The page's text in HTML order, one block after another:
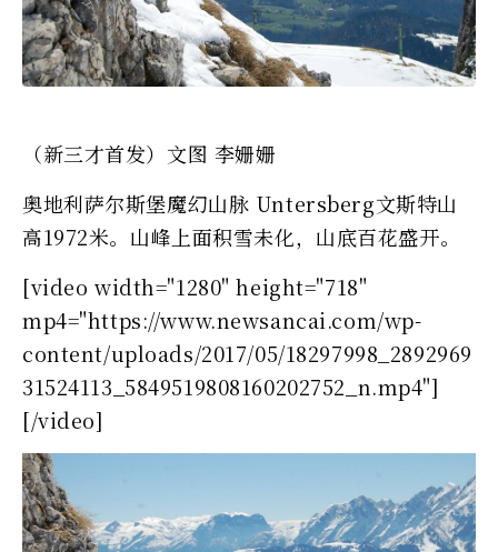
（新三才首发）文图 李姗姗
奥地利萨尔斯堡魔幻山脉 Untersberg文斯特山
高1972米。山峰上面积雪未化，山底百花盛开。
[video width="1280" height="718"
mp4="https://www.newsancai.com/wp-
content/uploads/2017/05/18297998_2892969
31524113_5849519808160202752_n.mp4"]
[/video]